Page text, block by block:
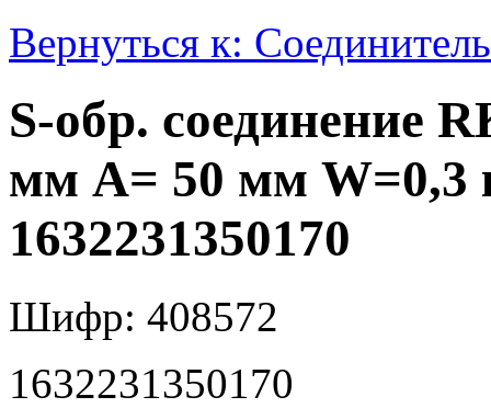
Вернуться к:
S-обр. соединение
мм A= 50 мм W=0,3
1632231350170
Шифр: 408572
1632231350170